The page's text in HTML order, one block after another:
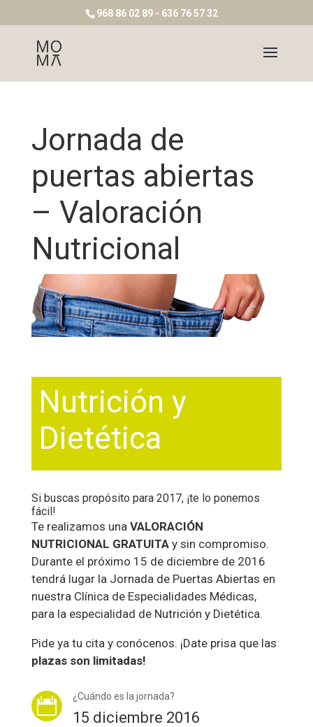
968 86 02 89 - 636 76 57 32
Jornada de
puertas abiertas
– Valoración
Nutricional
Nutrición y
Dietética
Si buscas propósito para 2017, ¡te lo ponemos
fácil!
Te realizamos una VALORACIÓN
NUTRICIONAL GRATUITAy sin compromiso.
Durante el próximo 15 de diciembre de 2016
tendrá lugar la Jornada de Puertas Abiertas en
nuestra Clínica de Especialidades Médicas,
para la especialidad de Nutrición y Dietética.
Pide ya tu cita y conócenos. ¡Date prisa que las
plazas son limitadas!
 ¿Cuándo es la jornada?
15 diciembre 2016